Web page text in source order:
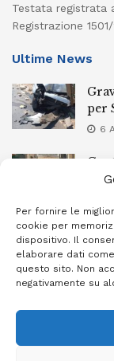
Per fornire le
cookie per
dispositivo. Il
elaborare dati
questo sito. Non
negativamente su
Testata registrata
Registrazione
Ultime News
per
6
6